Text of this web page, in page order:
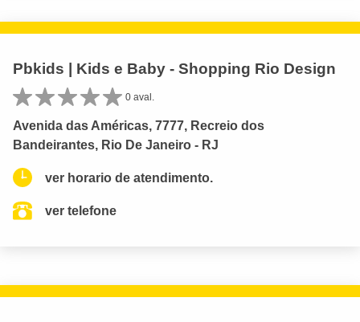
Pbkids | Kids e Baby - Shopping Rio Design
0 aval.
Avenida das Américas, 7777, Recreio dos
Bandeirantes, Rio De Janeiro - RJ
ver horario de atendimento.
ver telefone